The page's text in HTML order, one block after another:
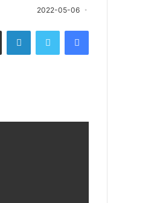
2022-05-06
فيسبوك تويتر